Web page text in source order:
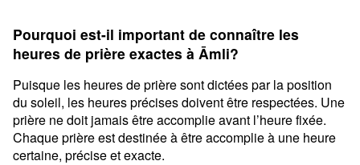
Pourquoi est-il important de connaître les
heures de prière exactes à Āmli?
Puisque les heures de prière sont dictées par la position
du soleil, les heures précises doivent être respectées. Une
prière ne doit jamais être accomplie avant l’heure fixée.
Chaque prière est destinée à être accomplie à une heure
certaine, précise et exacte.